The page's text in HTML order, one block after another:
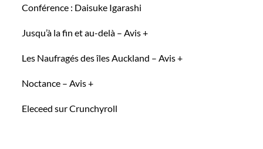
Conférence : Daisuke Igarashi
Jusqu’à la fin et au-delà – Avis +
Les Naufragés des îles Auckland – Avis +
Noctance – Avis +
Eleceed sur Crunchyroll